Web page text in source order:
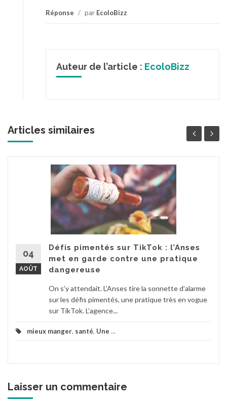
Réponse / par EcoloBizz
Auteur de l’article : EcoloBizz
Articles similaires
04
AOÛT
Défis pimentés sur TikTok : l’Anses
met en garde contre une pratique
dangereuse
On s’y attendait. L’Anses tire la sonnette d’alarme
sur les défis pimentés, une pratique très en vogue
sur TikTok. L’agence...
mieux manger, santé, Une ...
Laisser un commentaire